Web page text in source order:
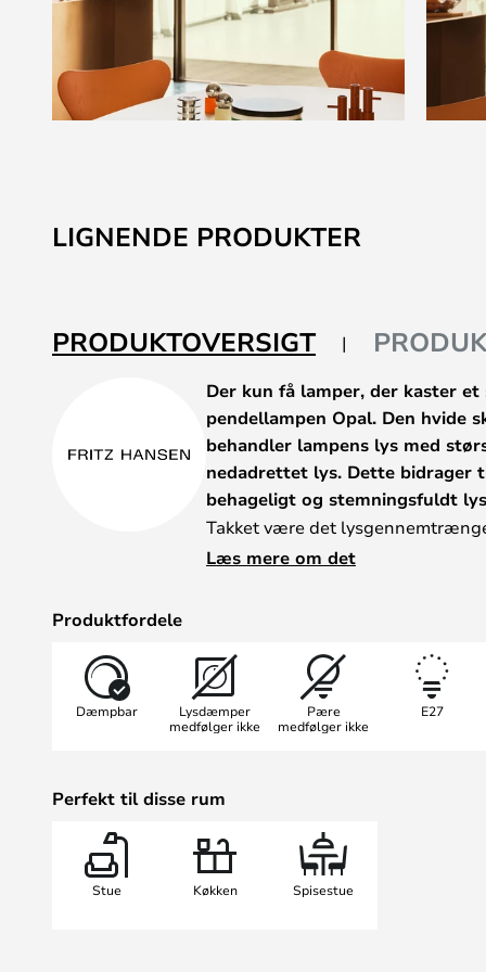
af
billedgalleriet
LIGNENDE PRODUKTER
PRODUKTOVERSIGT
Der kun få lamper, der kaster
pendellampen Opal. Den
behandler lampens lys med
nedadrettet lys. Dette bidrager
behageligt og stemningsfuldt
Takket være det
lampens lys i alle mulige
status som en moderne klassiker.
pendellampe med sin
sit koncentrerede, nedadrettede
diffust lys, der er perfekt til rum,
Læs mere om det
Produktfordele
Dæmpbar
Lysdæmper
medfølger ikke
Pære
medfølger ikke
E27
Perfekt til disse rum
Stue Køkken Spisestue